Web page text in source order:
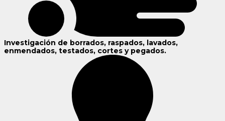
Investigación de borrados, raspados, lavados,
enmendados, testados, cortes y pegados.